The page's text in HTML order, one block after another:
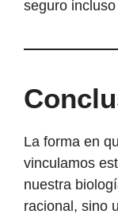
seguro
La forma en
vinculamos
nuestra
racional, sino